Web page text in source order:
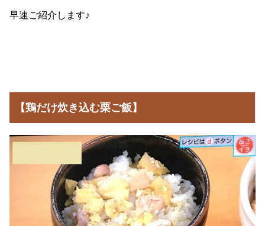
早速ご紹介します♪
【鶏だけ炊き込む栗ご飯】